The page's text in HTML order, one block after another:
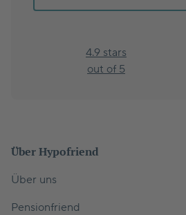
4.9 stars
out of 5
Über Hypofriend
Über uns
Pensionfriend